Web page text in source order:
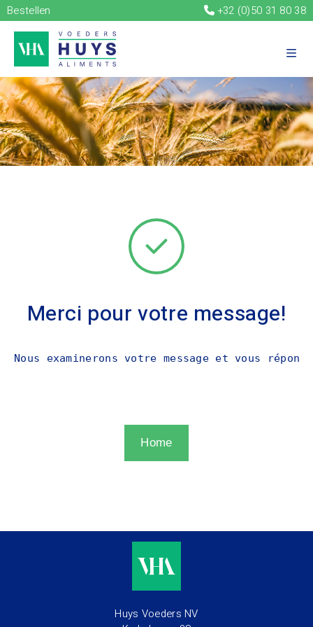
Bestellen +32 (0)50 31 80 38
Merci pour votre message!
Nous examinerons votre message et vous
Home
Huys Voeders NV